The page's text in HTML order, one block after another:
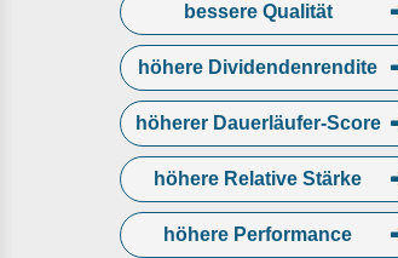
bessere Qualität
höhere Dividendenrendite
höherer Dauerläufer-Score
höhere Relative Stärke
höhere Performance